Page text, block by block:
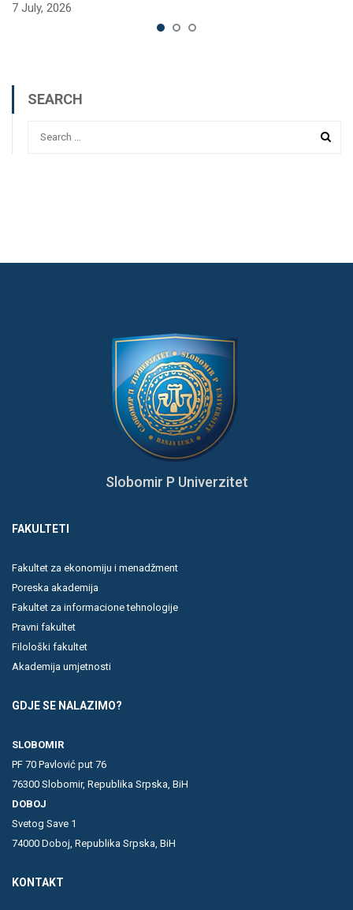
7 July, 2026
SEARCH
Slobomir P Univerzitet
FAKULTETI
Fakultet za ekonomiju i menadžment
Poreska akademija
Fakultet za informacione tehnologije
Pravni fakultet
Filološki fakultet
Akademija umjetnosti
GDJE SE NALAZIMO?
SLOBOMIR
PF 70 Pavlović put 76
76300 Slobomir, Republika Srpska, BiH
DOBOJ
Svetog Save 1
74000 Doboj, Republika Srpska, BiH
KONTAKT